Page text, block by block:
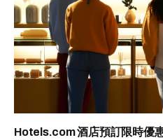
Hotels.com 酒店預訂限時優